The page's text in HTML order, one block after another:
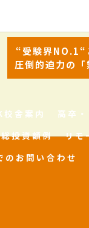
“受験界NO.1“
圧倒的迫力の
校舎案内 高卒
投資額例 リモ
のお問い合わせ